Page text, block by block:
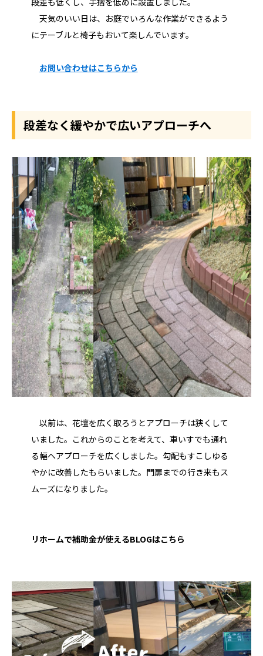
天気のいい日は、お庭でいろんな作業ができるよう
にテーブルと椅子もおいて楽しんでいます。
お問い合わせはこちらから
段差なく緩やかで広いアプローチへ
以前は、花壇を広く取ろうとアプローチは狭くして
いました。これからのことを考えて、車いすでも通れ
る幅へアプローチを広くしました。勾配もすこしゆる
やかに改善したもらいました。門扉までの行き来もス
ムーズになりました。
リホームで補助金が使えるBLOGはこちら